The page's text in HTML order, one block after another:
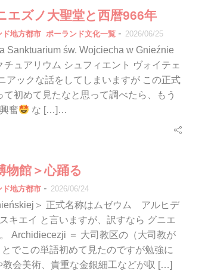
エズノ大聖堂と西暦966年
ド地方都市 ポーランド文化一覧 - 2026/06/25
Sanktuarium św. Wojciecha w Gnieźnie
ュアリウム シュフィエント ヴォイテェ
アックな話をしてしまいますが この正式
初めて見たなと思って調べたら、もう
奮
な […]…
物館＞心踊る
ド地方都市 - 2026/06/24
＞ 正式名称はムゼウム アルヒデ
キエイ と言いますが、訳すなら グニエ
Archidiecezji ＝ 大司教区の（大司教が
でこの単語初めて見たのですが勉強に
教会美術、貴重な金銀細工などが収 […]